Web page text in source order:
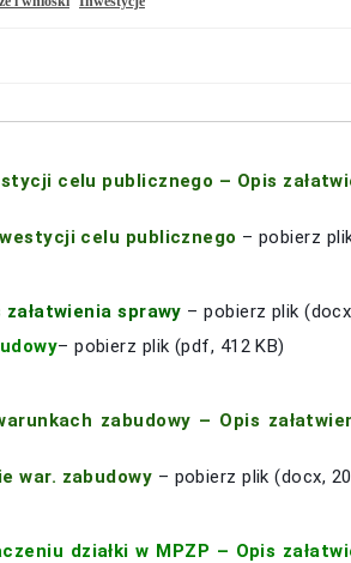
celu publicznego – Opis
celu publicznego – pobierz
sprawy – pobierz plik
– pobierz plik (pdf, 412 KB)
zabudowy – Opis
war. zabudowy – pobierz plik (docx,
działki w MPZP – Opis